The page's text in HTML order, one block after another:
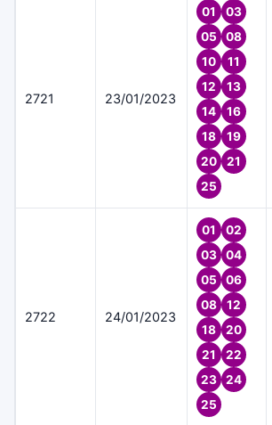
2721 23/01/2023
01
03
05
08
10
11
12
13
14
16
18
19
20
21
25
2722 24/01/2023
01
02
03
04
05
06
08
12
18
20
21
22
23
24
25